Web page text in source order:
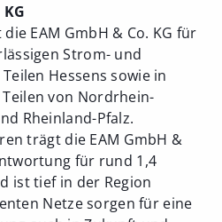
EAM GmbH & Co. KG für
Strom- und
Hessens sowie in
von Nordrhein-
Rheinland-Pfalz.
trägt die EAM GmbH &
für rund 1,4
ist tief in der Region
Netze sorgen für eine